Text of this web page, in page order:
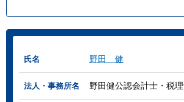
氏名 野田 健
法人・事務所名 野田健公認会計士・税